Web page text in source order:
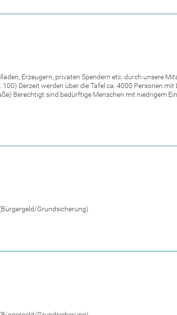
Erzeugern, privaten Spendern etc. durch unsere
Derzeit werden über die Tafel ca. 4000 Personen
Berechtigt sind bedürftige Menschen mit niedrigem
Grundsicherung)